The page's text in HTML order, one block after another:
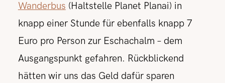
Wanderbus (Haltstelle Planet Planai) in
knapp einer Stunde für ebenfalls knapp 7
Euro pro Person zur Eschachalm – dem
Ausgangspunkt gefahren. Rückblickend
hätten wir uns das Geld dafür sparen